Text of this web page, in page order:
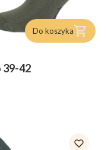
Do koszyka
39-42